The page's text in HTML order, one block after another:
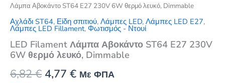
Λάμπα Αβοκάντο ST64 E27 230V 6W θερμό λευκό, Dimmable
Αχλάδι ST64, Είδη σπιτιού, Λάμπες LED, Λάμπες LED E27,
Λάμπες LED Fillament, Φωτισμός - Ντουί
LED Filament Λάμπα Αβοκάντο ST64 E27 230V
6W θερμό λευκό, Dimmable
6,82€ Original
4,77 €ΗΜε ΦΠΑ